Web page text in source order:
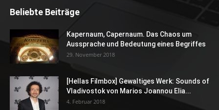
Beliebte Beiträge
Kapernaum, Capernaum. Das Chaos um
Aussprache und Bedeutung eines Begriffes
29. November 2018
[Hellas Filmbox] Gewaltiges Werk: Sounds of
Vladivostok von Marios Joannou Elia...
4. Februar 2018